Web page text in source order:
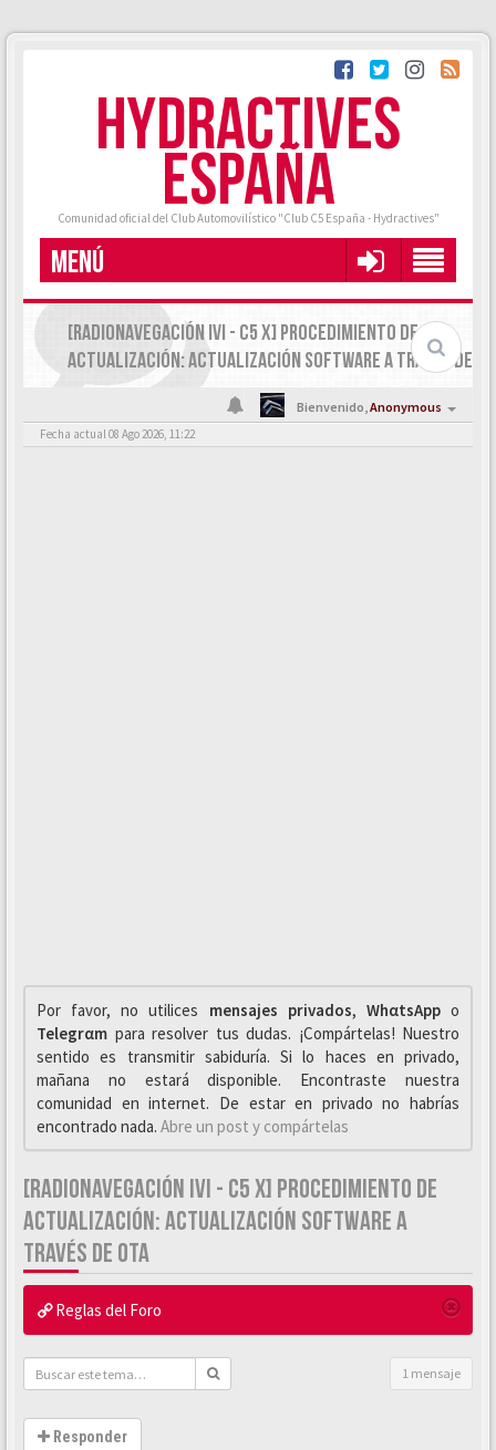
HYDRACTIVES
ESPAÑA
Comunidad oficial del Club Automovilístico "Club C5 España - Hydractives"
MENÚ
[RADIONAVEGACIÓN IVI - C5 X] PROCEDIMIENTO DE
ACTUALIZACIÓN: ACTUALIZACIÓN SOFTWARE A TRAVÉS DE
OTA
Bienvenido,Anonymous
Fecha actual 08 Ago 2026, 11:22
Por favor, no utilices mensajes privados, WhαtsAppo
Telegrαm para resolver tus dudas. ¡Compártelas! Nuestro
sentido es transmitir sabiduría. Si lo haces en privado,
mañana no estará disponible. Encontraste nuestra
comunidad en internet. De estar en privado no habrías
encontrado nada. Abre un post y compártelas
[RADIONAVEGACIÓN IVI - C5 X] PROCEDIMIENTO DE
ACTUALIZACIÓN: ACTUALIZACIÓN SOFTWARE A
TRAVÉS DE OTA
Reglas del Foro
1 mensaje
Responder